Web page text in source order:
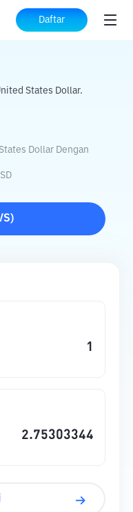
Daftar
ke USD
States Dollar.
Dollar Dengan
)